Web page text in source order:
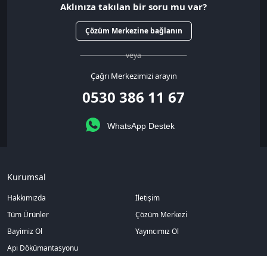
Aklınıza takılan bir soru mu var?
Çözüm Merkezine bağlanın
veya
Çağrı Merkezimizi arayın
0530 386 11 67
WhatsApp Destek
Kurumsal
Hakkımızda
İletişim
Tüm Ürünler
Çözüm Merkezi
Bayimiz Ol
Yayıncımız Ol
Api Dökümantasyonu